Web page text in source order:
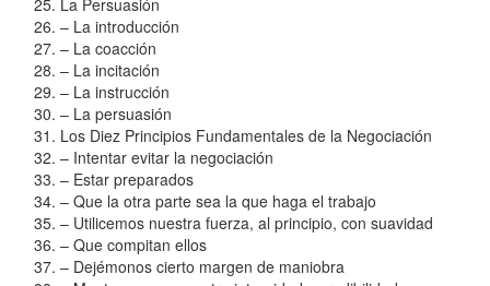
– La introducción
– La coacción
– La incitación
– La instrucción
– La persuasión
Los Diez Principios Fundamentales de la Negociación
– Intentar evitar la negociación
– Estar preparados
– Que la otra parte sea la que haga el trabajo
– Utilicemos nuestra fuerza, al principio, con suavidad
– Que compitan ellos
– Dejémonos cierto margen de maniobra